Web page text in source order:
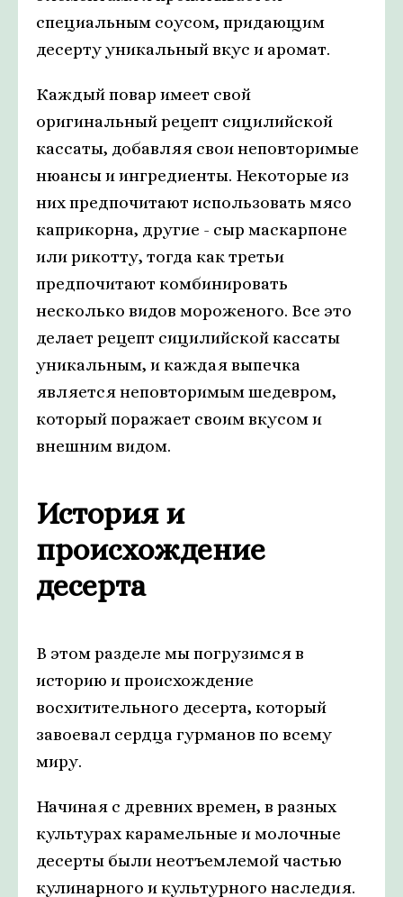
специальным соусом, придающим
десерту уникальный вкус и аромат.
Каждый повар имеет свой
оригинальный рецепт сицилийской
кассаты, добавляя свои неповторимые
нюансы и ингредиенты. Некоторые из
них предпочитают использовать мясо
каприкорна, другие - сыр маскарпоне
или рикотту, тогда как третьи
предпочитают комбинировать
несколько видов мороженого. Все это
делает рецепт сицилийской кассаты
уникальным, и каждая выпечка
является неповторимым шедевром,
который поражает своим вкусом и
внешним видом.
История и
происхождение
десерта
В этом разделе мы погрузимся в
историю и происхождение
восхитительного десерта, который
завоевал сердца гурманов по всему
миру.
Начиная с древних времен, в разных
культурах карамельные и молочные
десерты были неотъемлемой частью
кулинарного и культурного наследия.